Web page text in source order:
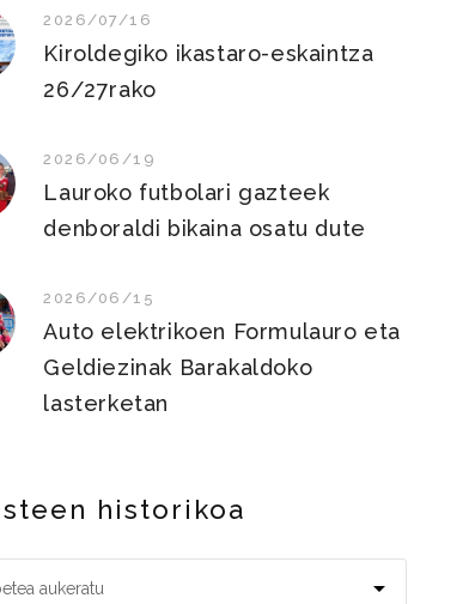
2026/07/16
Kiroldegiko ikastaro-eskaintza
26/27rako
2026/06/19
Lauroko futbolari gazteek
denboraldi bikaina osatu dute
2026/06/15
Auto elektrikoen Formulauro eta
Geldiezinak Barakaldoko
lasterketan
historikoa